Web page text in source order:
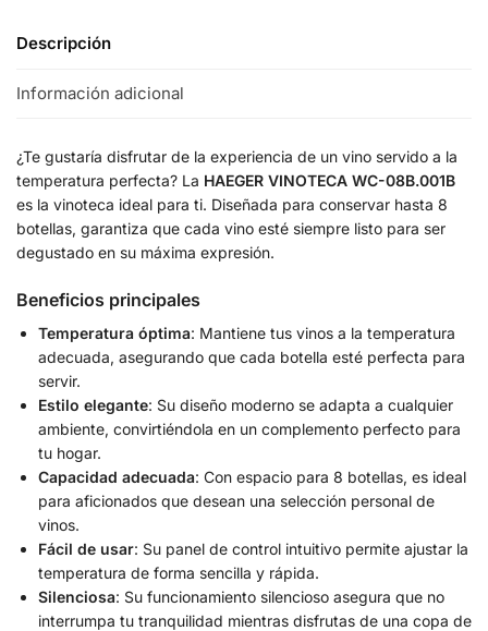
Descripción
Información adicional
¿Te gustaría disfrutar de la experiencia de un vino servido a la
temperatura perfecta? La HAEGER VINOTECA WC-08B.001B
es la vinoteca ideal para ti. Diseñada para conservar hasta 8
botellas, garantiza que cada vino esté siempre listo para ser
degustado en su máxima expresión.
Beneficios principales
Temperatura óptima: Mantiene tus vinos a la temperatura
adecuada, asegurando que cada botella esté perfecta para
servir.
Estilo elegante: Su diseño moderno se adapta a cualquier
ambiente, convirtiéndola en un complemento perfecto para
tu hogar.
Capacidad adecuada: Con espacio para 8 botellas, es ideal
para aficionados que desean una selección personal de
vinos.
Fácil de usar: Su panel de control intuitivo permite ajustar la
temperatura de forma sencilla y rápida.
Silenciosa: Su funcionamiento silencioso asegura que no
interrumpa tu tranquilidad mientras disfrutas de una copa de